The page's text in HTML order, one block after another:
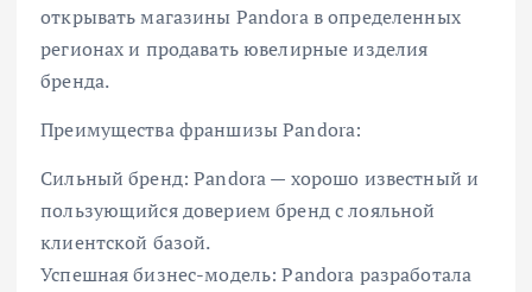
открывать магазины Pandora в определенных
регионах и продавать ювелирные изделия
бренда.
Преимущества франшизы Pandora:
Сильный бренд: Pandora — хорошо известный и
пользующийся доверием бренд с лояльной
клиентской базой.
Успешная бизнес-модель: Pandora разработала